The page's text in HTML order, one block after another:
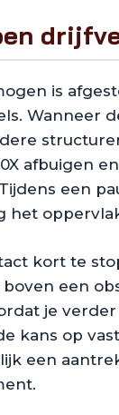
is
Wanneer
afbuigen
een
het
kort te
een
je verder
kans op
een